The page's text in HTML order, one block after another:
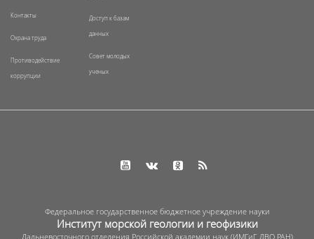
Контакты
Охрана труда
Противодействие
коррупции
Доступ к базам
данных
Совет молодых
ученых
Федеральное государственное бюджетное учреждение науки
Институт морской геологии и геофизики
Дальневосточного отделения Российской академии наук (ИМГиГ ДВО РАН)